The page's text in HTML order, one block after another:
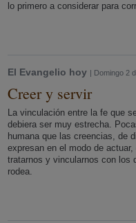
lo primero a considerar para
El Evangelio hoy | Domingo 2
Creer y servir
La vinculación entre la fe que
debiera ser muy estrecha.
humana que las creencias, de
expresan en el modo de
tratarnos y vincularnos con los
rodea.